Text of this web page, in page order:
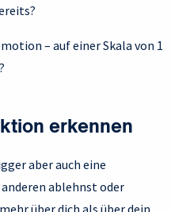
– auf einer Skala von 1
erkennen
aber auch eine
ablehnst oder